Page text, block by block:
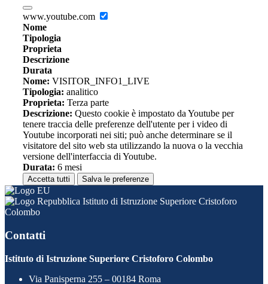
www.youtube.com
Nome
Tipologia
Proprieta
Descrizione
Durata
Nome: VISITOR_INFO1_LIVE
Tipologia: analitico
Proprieta: Terza parte
Descrizione: Questo cookie è impostato da Youtube per
tenere traccia delle preferenze dell'utente per i video di
Youtube incorporati nei siti; può anche determinare se il
visitatore del sito web sta utilizzando la nuova o la vecchia
versione dell'interfaccia di Youtube.
Durata: 6 mesi
Accetta tutti Salva le preferenze
Istituto di Istruzione Superiore Cristoforo
Colombo
Contatti
Istituto di Istruzione Superiore Cristoforo Colombo
Via Panisperna 255 – 00184 Roma